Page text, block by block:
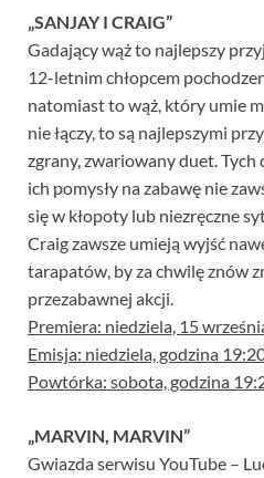
„SANJAY I CRAIG”
Gadający wąż to najlepszy
12-letnim chłopcem
natomiast to wąż, który umie
nie łączy, to są najlepszymi
zgrany, zwariowany duet.
ich pomysły na zabawę nie
się w kłopoty lub niezręczne
Craig zawsze umieją wyjść
tarapatów, by za chwilę znów
przezabawnej akcji.
Premiera: niedziela, 15
Emisja: niedziela, godzina
Powtórka: sobota, godzina
„MARVIN, MARVIN”
Gwiazda serwisu YouTube –